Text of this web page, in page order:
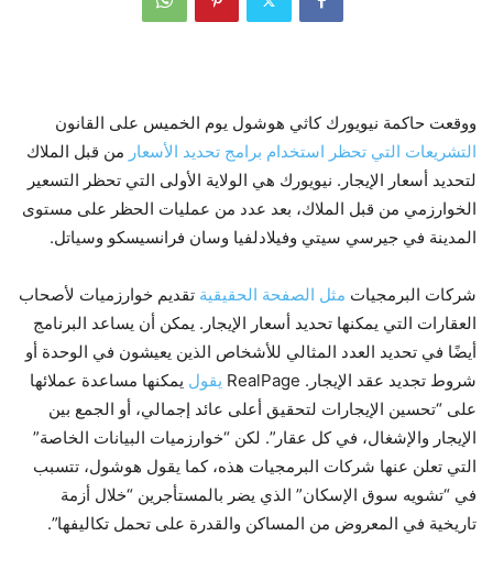
ووقعت حاكمة نيويورك كاثي هوشول يوم الخميس على القانون
التشريعات التي تحظر استخدام برامج تحديد الأسعار من قبل الملاك
لتحديد أسعار الإيجار. نيويورك هي الولاية الأولى التي تحظر التسعير
الخوارزمي من قبل الملاك، بعد عدد من عمليات الحظر على مستوى
المدينة في جيرسي سيتي وفيلادلفيا وسان فرانسيسكو وسياتل.
شركات البرمجيات مثل الصفحة الحقيقية تقديم خوارزميات لأصحاب
العقارات التي يمكنها تحديد أسعار الإيجار. يمكن أن يساعد البرنامج
أيضًا في تحديد العدد المثالي للأشخاص الذين يعيشون في الوحدة أو
شروط تجديد عقد الإيجار. RealPage
يقول يمكنها مساعدة عملائها
على “تحسين الإيجارات لتحقيق أعلى عائد إجمالي، أو الجمع بين
الإيجار والإشغال، في كل عقار”. لكن “خوارزميات البيانات الخاصة”
التي تعلن عنها شركات البرمجيات هذه، كما يقول هوشول، تتسبب
في “تشويه سوق الإسكان” الذي يضر بالمستأجرين “خلال أزمة
تاريخية في المعروض من المساكن والقدرة على تحمل تكاليفها”.